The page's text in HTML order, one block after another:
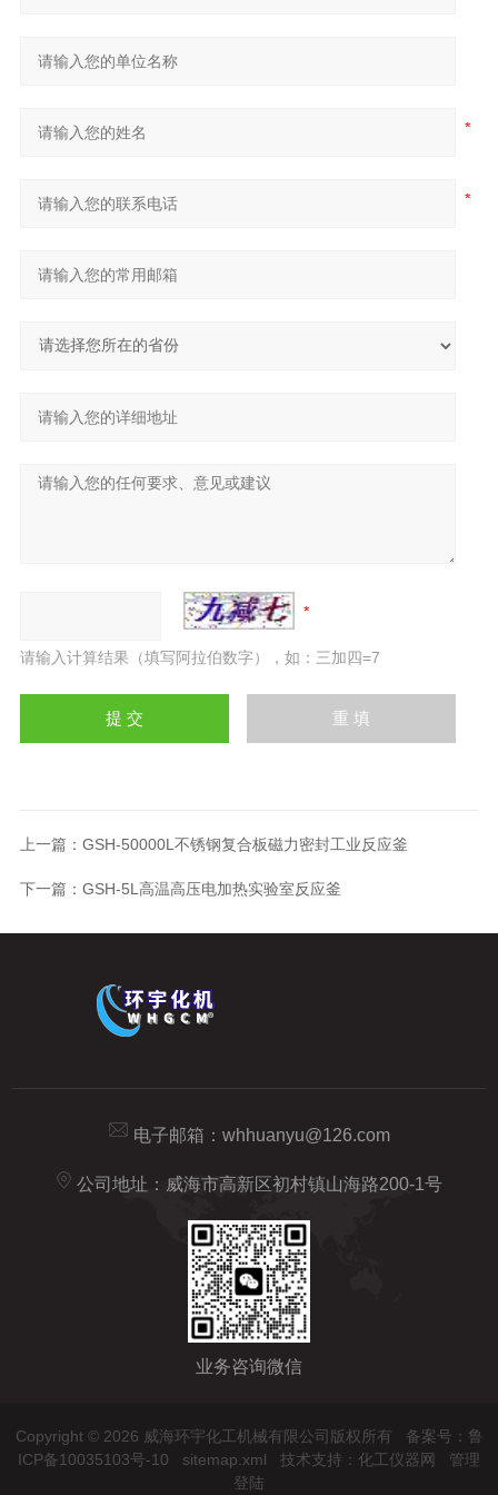
请输入计算结果（填写阿拉伯数字），如：三加四=7
上一篇： GSH-50000L不锈钢复合板磁力密封工业反应釜
下一篇： GSH-5L高温高压电加热实验室反应釜
电子邮箱： whhuanyu@126.com
公司地址：威海市高新区初村镇山海路200-1号
业务咨询微信
Copyright © 2026 威海环宇化工机械有限公司版权所有 备案号：鲁
ICP备10035103号-10
sitemap.xml 技术支持： 化工仪器网
管理
登陆